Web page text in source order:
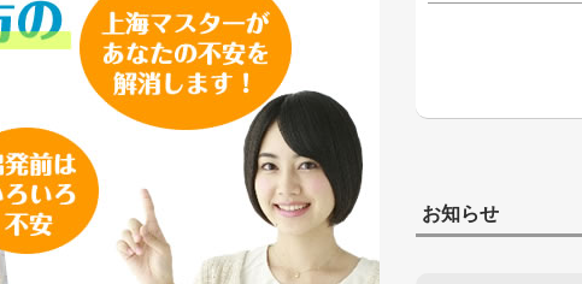
お知らせ